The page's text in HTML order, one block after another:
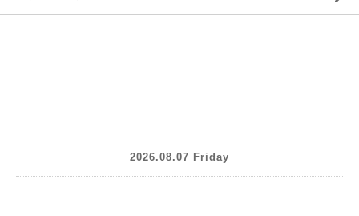
2026.08.07 Friday